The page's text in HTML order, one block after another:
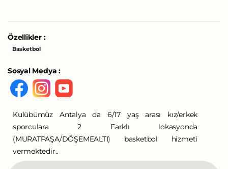
Özellikler :
Basketbol
Sosyal Medya :
Kulübümüz Antalya da 6/17 yaş arası kız/erkek
sporculara 2 Farklı lokasyonda
(MURATPAŞA/DÖŞEMEALTI) basketbol hizmeti
vermektedir..